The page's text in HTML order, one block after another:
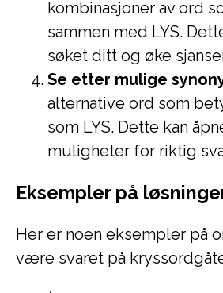
kombinasjoner av ord
sammen med LYS.
søket ditt og øke
Se etter mulige
alternative ord som
som LYS. Dette kan
muligheter for riktig
Eksempler på
Her er noen eksempler på
være svaret på